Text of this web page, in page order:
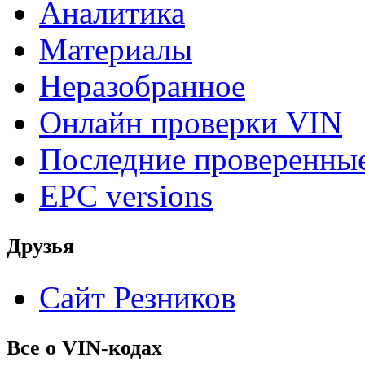
Аналитика
Материалы
Неразобранное
Онлайн проверки VIN
Последние
EPC versions
Друзья
Сайт Резников
Все о VIN-кодах